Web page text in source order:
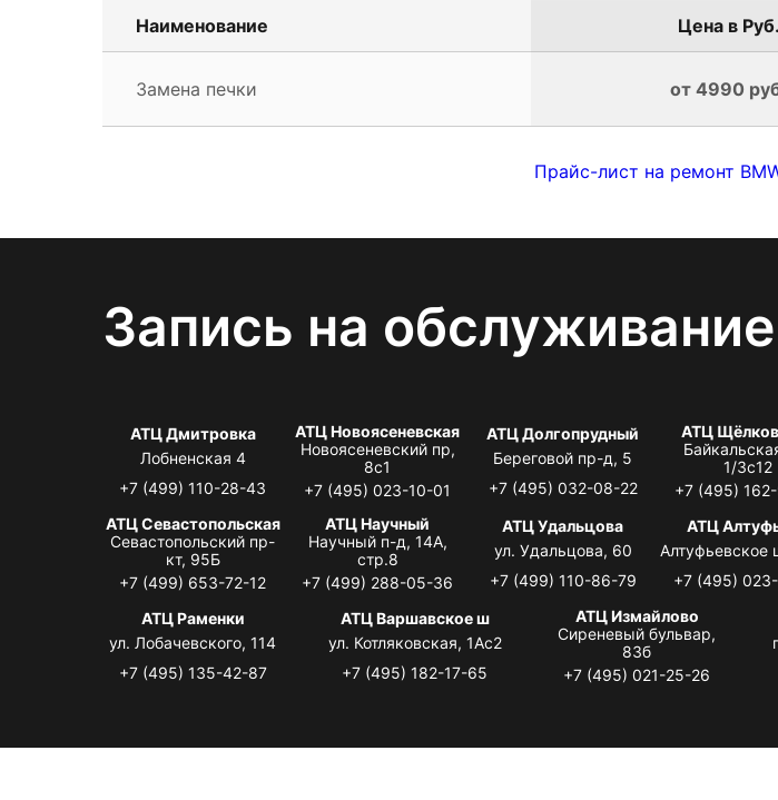
Наименование Цена в Руб.
Замена печки от 4990
Прайс-лист на ремонт
Запись на
АТЦ Дмитровка
Лобненская 4
+7 (499) 110-28-43
АТЦ Новоясеневская
Новоясеневский пр,
8с1
+7 (495) 023-10-01
АТЦ Долгопрудный
Береговой пр-д, 5
+7 (495) 032-08-22
АТЦ
1/3с12
+7 (495)
АТЦ Севастопольская
Севастопольский пр-
кт, 95Б
+7 (499) 653-72-12
АТЦ Научный
Научный п-д, 14А,
стр.8
+7 (499) 288-05-36
АТЦ Удальцова
ул. Удальцова, 60
+7 (499) 110-86-79
АТЦ
Алтуфьевское
+7 (495)
АТЦ Раменки
ул. Лобачевского, 114
+7 (495) 135-42-87
АТЦ Варшавское ш
ул. Котляковская, 1Ас2
+7 (495) 182-17-65
АТЦ Измайлово
Сиреневый бульвар,
83б
+7 (495) 021-25-26